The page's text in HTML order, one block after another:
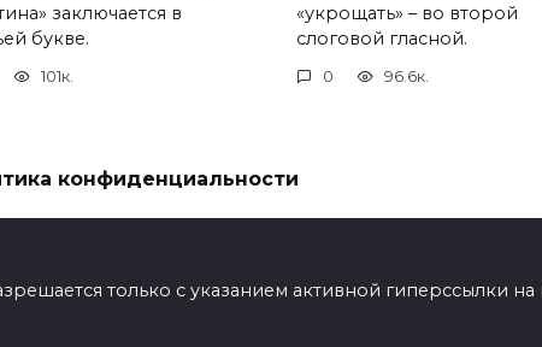
заключается в
букве.
101к.
«укрощать» – во второй
слоговой гласной.
0 96.6к.
конфиденциальности
только с указанием активной гиперссылки